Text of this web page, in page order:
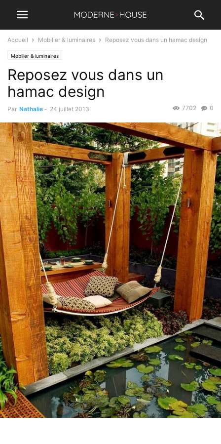
Accueil Mobilier & luminaires Reposez vous dans un hamac design
Mobilier & luminaires
Reposez vous dans un
hamac design
Par Nathalie - 24 juillet 2013 0
7702